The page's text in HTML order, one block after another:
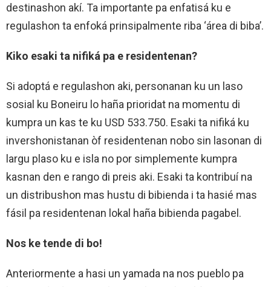
destinashon akí. Ta importante pa enfatisá ku e
regulashon ta enfoká prinsipalmente riba ‘área di biba’.
Kiko esaki ta nifiká pa e residentenan?
Si adoptá e regulashon aki, personanan ku un laso
sosial ku Boneiru lo haña prioridat na momentu di
kumpra un kas te ku USD 533.750. Esaki ta nifiká ku
invershonistanan òf residentenan nobo sin lasonan di
largu plaso ku e isla no por simplemente kumpra
kasnan den e rango di preis aki. Esaki ta kontribuí na
un distribushon mas hustu di bibienda i ta hasié mas
fásil pa residentenan lokal haña bibienda pagabel.
Nos ke tende di bo!
Anteriormente a hasi un yamada na nos pueblo pa